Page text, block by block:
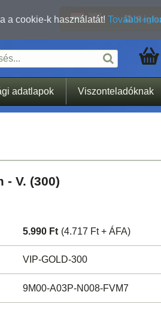
a cookie-k használatát! További
adatlapok Viszonteladóknak
- V. (300)
5.990 Ft (4.717 Ft + ÁFA)
VIP-GOLD-300
9M00-A03P-N008-FVM7